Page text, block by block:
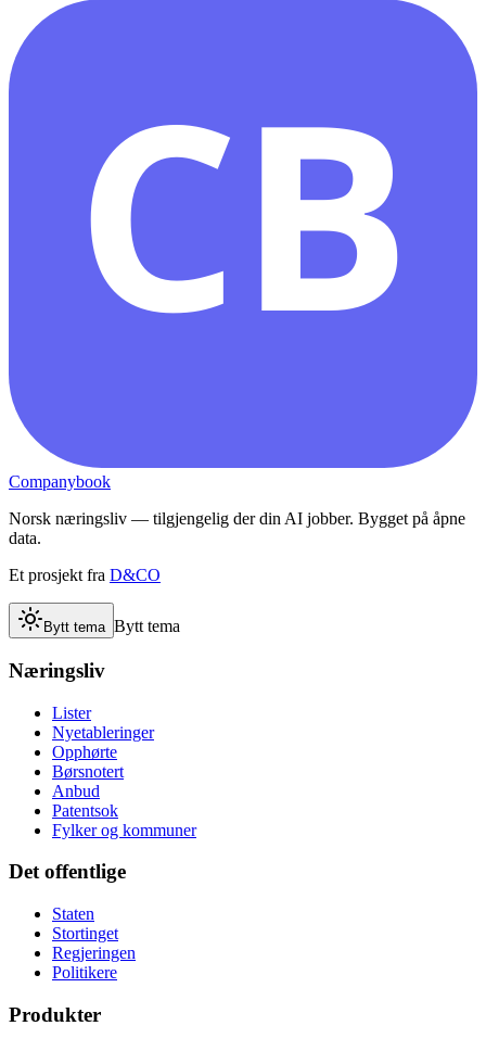
CB
Companybook
Norsk næringsliv — tilgjengelig der din AI jobber. Bygget på åpne
data.
Et prosjekt fra D&CO
Bytt tema Bytt tema
Næringsliv
Lister
Nyetableringer
Opphørte
Børsnotert
Anbud
Patentsok
Fylker og kommuner
Det offentlige
Staten
Stortinget
Regjeringen
Politikere
Produkter